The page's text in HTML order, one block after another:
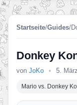
Startseite/Guides/
Donkey
von JoKo • 5.
Mario vs. Donkey